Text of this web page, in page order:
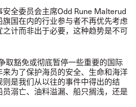
全委员会主席Odd Rune Malterud
国在内的行业参与者不再优先考虑
计而非出于必要，这种趋势是不可
取豁免或彻底暂停一些重要的国际
为了保护海员的安全、生命和海洋
是我们从以往的事件中得出的结
溺亡、油料溢漏、船只搁浅，还是